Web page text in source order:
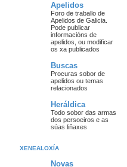
Apelidos
Foro de traballo de
Apelidos de Galicia.
Pode publicar
informacións de
apelidos, ou modificar
os xa publicados
Buscas
Procuras sobor de
apelidos ou temas
relacionados
Heráldica
Todo sobor das armas
dos persoeiros e as
súas liñaxes
XENEALOXÍA
Novas